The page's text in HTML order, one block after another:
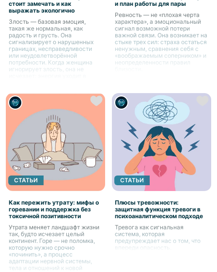
стоит замечать и как
выражать экологично
Злость — базовая эмоция,
такая же нормальная, как
радость и грусть. Она
сигнализирует о нарушенных
границах, несправедливости
или неудовлетворённой
потребности. Когда женщина
игнорирует злость, она не
и план работы для пары
Ревность — не «плохая черта
характера», а эмоциональный
сигнал возможной потери
важной связи. Она возникает на
стыке трех сил: страха остаться
ненужным, сравнения себя с
«воображаемым соперником» и
неопределенности правил
СТАТЬИ
Как пережить утрату: мифы о
горевании и поддержка без
токсичной позитивности
Утрата меняет ландшафт жизни
так, будто исчезает целый
континент. Горе — не поломка,
которую нужно срочно
«починить», а процесс
адаптации нервной системы,
тела и отношений к новой
СТАТЬИ
Плюсы тревожности:
защитная функция тревоги в
психоаналитическом подходе
Тревога как сигнальная
система, которая
предупреждает нас о том, что
впереди опасность.